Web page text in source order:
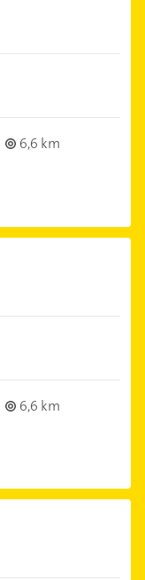
6,6 km
6,6 km